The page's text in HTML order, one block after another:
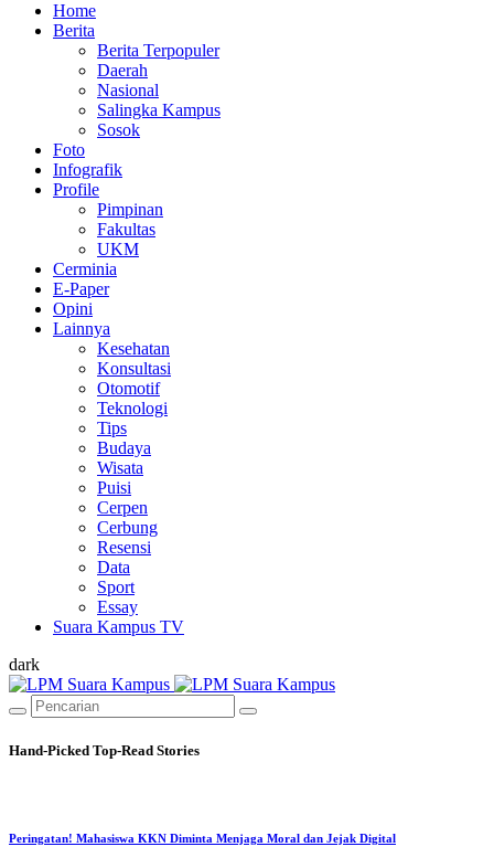
Home
Berita
Berita Terpopuler
Daerah
Nasional
Salingka Kampus
Sosok
Foto
Infografik
Profile
Pimpinan
Fakultas
UKM
Cerminia
E-Paper
Opini
Lainnya
Kesehatan
Konsultasi
Otomotif
Teknologi
Tips
Budaya
Wisata
Puisi
Cerpen
Cerbung
Resensi
Data
Sport
Essay
Suara Kampus TV
dark
Hand-Picked Top-Read Stories
Peringatan! Mahasiswa KKN Diminta Menjaga Moral dan Jejak Digital